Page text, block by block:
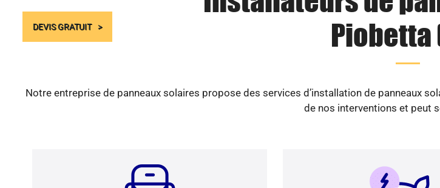
DEVIS GRATUIT
Piobetta
Notre entreprise de panneaux solaires propose des services d’installation de panneaux
de nos interventions et peut